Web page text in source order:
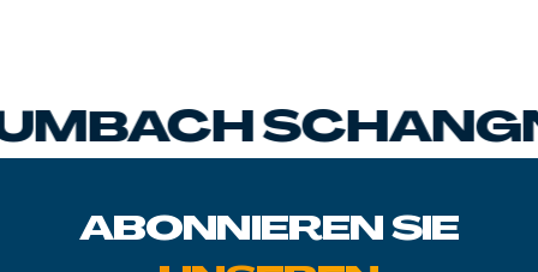
ABONNIEREN SIE